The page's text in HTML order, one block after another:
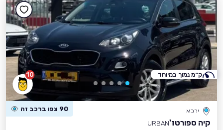
10
ירכא 90 צפו ברכב זה
קיה ספורטז'URBAN
ק״מ נמוך במיוחד